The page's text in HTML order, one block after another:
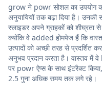
grow ने powr सोशल का उपयोग
अनुयायियों तक बढ़ा दिया है।
स्लाइडर अपने ग्राहकों को
क्योंकि वे added होमपेज हैं कि
उत्पादों को अच्छी तरह से प्रदर्शित
अनुभव प्रदान करता है। वास्तव में
पर powr ऐप्स के साथ इंटरैक्ट
2.5 गुना अधिक समय तक लगे रहे।